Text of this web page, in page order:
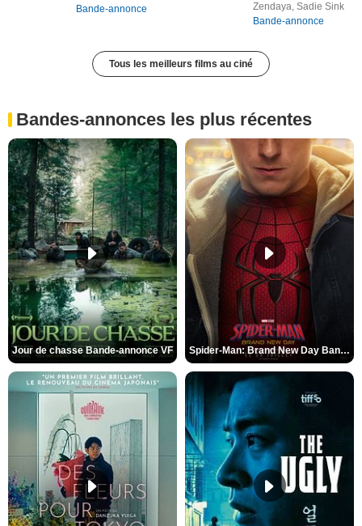
Bande-annonce
Zendaya, Sadie Sink
Bande-annonce
Tous les meilleurs films au ciné
Bandes-annonces les plus récentes
Jour de chasse Bande-annonce VF Spider-Man: Brand New Day Bande-annonce (3) VO STFR